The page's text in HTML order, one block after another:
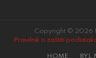
Copyright © 2026
Pravilnik o zaštiti
HOME RYL